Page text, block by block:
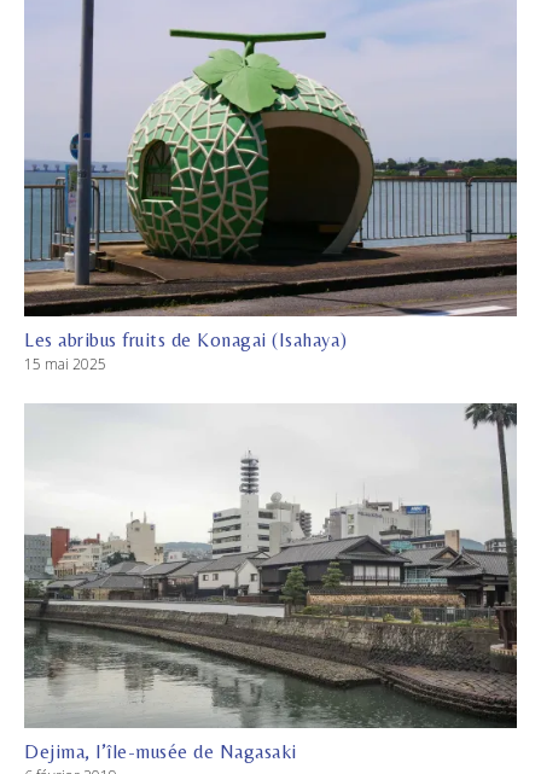
Les abribus fruits de Konagai (Isahaya)
15 mai 2025
Dejima, l’île-musée de Nagasaki